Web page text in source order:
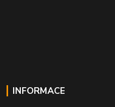
INFORMACE